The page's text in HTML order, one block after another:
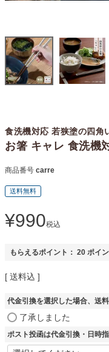
食洗機対応 若狭塗の四角
お箸 キャレ 食洗機
商品番号 carre
送料無料
¥990税込
もらえるポイント： 20 ポイ
送料込
代金引換を選択した場合、送
了承しました
ポスト投函は代金引換・日時